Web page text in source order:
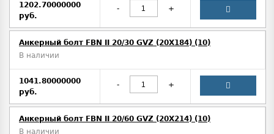
1202.70000000
руб.
- +
Анкерный болт FBN II 20/30 GVZ (20X184) (10)
В наличии
1041.80000000
руб.
- +
Анкерный болт FBN II 20/60 GVZ (20X214) (10)
В наличии